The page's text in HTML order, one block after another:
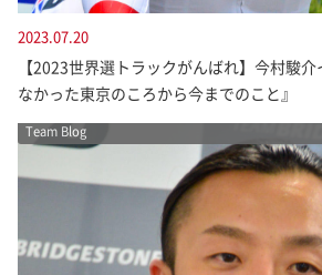
2023.07.20
【2023世界選トラックがんばれ】今村駿
なかった東京のころから今までのこと』
Team Blog